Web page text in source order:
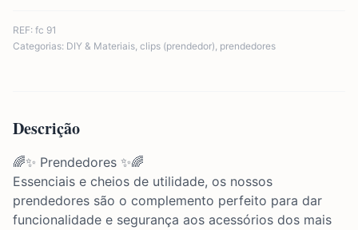
REF: fc 91
Categorias: DIY & Materiais, clips (prendedor), prendedores
Descrição
🌈✨ Prendedores ✨🌈
Essenciais e cheios de utilidade, os nossos
prendedores são o complemento perfeito para dar
funcionalidade e segurança aos acessórios dos mais